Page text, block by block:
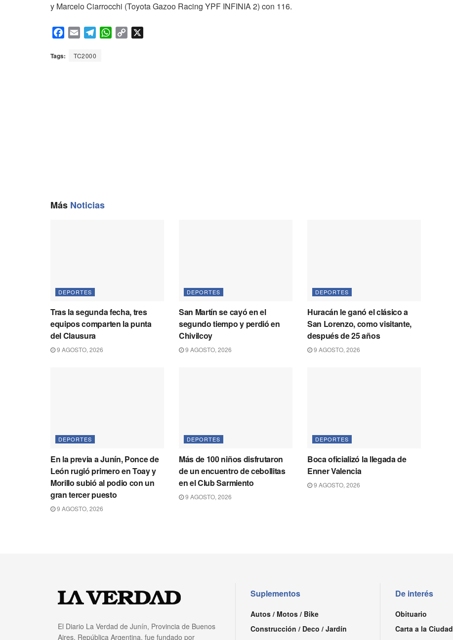
y Marcelo Ciarrocchi (Toyota Gazoo Racing YPF INFINIA 2) con 116.
c
a
W
Tags: TC2000
Más Noticias
DEPORTES
Tras la segunda fecha, tres
equipos comparten la punta
del Clausura
9 AGOSTO, 2026
DEPORTES
San Martín se cayó en el
segundo tiempo y perdió en
Chivilcoy
9 AGOSTO, 2026
DEPORTES
Huracán le ganó el clásico a
San Lorenzo, como visitante,
después de 25 años
9 AGOSTO, 2026
DEPORTES
En la previa a Junín, Ponce de
León rugió primero en Toay y
Morillo subió al podio con un
gran tercer puesto
9 AGOSTO, 2026
DEPORTES
Más de 100 niños disfrutaron
de un encuentro de cebollitas
en el Club Sarmiento
9 AGOSTO, 2026
DEPORTES
Boca oficializó la llegada de
Enner Valencia
9 AGOSTO, 2026
El Diario La Verdad de Junín, Provincia de Buenos
Aires, República Argentina, fue fundado por
Suplementos
Autos / Motos / Bike
Construcción / Deco / Jardín
De interés
Obituario
Carta a la Ciudad